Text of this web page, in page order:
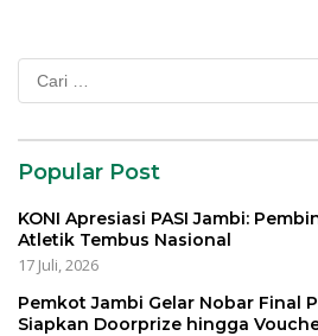
Popular Post
KONI Apresiasi PASI Jambi:
Atletik Tembus Nasional
17 Juli, 2026
Pemkot Jambi Gelar Nobar Final
Siapkan Doorprize hingga